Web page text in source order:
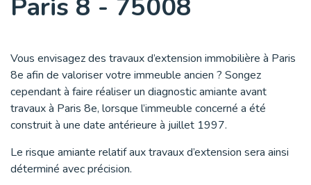
Paris 8 - 75008
Vous envisagez des travaux d’extension immobilière à Paris
8e afin de valoriser votre immeuble ancien ? Songez
cependant à faire réaliser un diagnostic amiante avant
travaux à Paris 8e, lorsque l’immeuble concerné a été
construit à une date antérieure à juillet 1997.
Le risque amiante relatif aux travaux d’extension sera ainsi
déterminé avec précision.